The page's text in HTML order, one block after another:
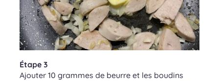
Étape 3
Ajouter 10 grammes de beurre et les boudins